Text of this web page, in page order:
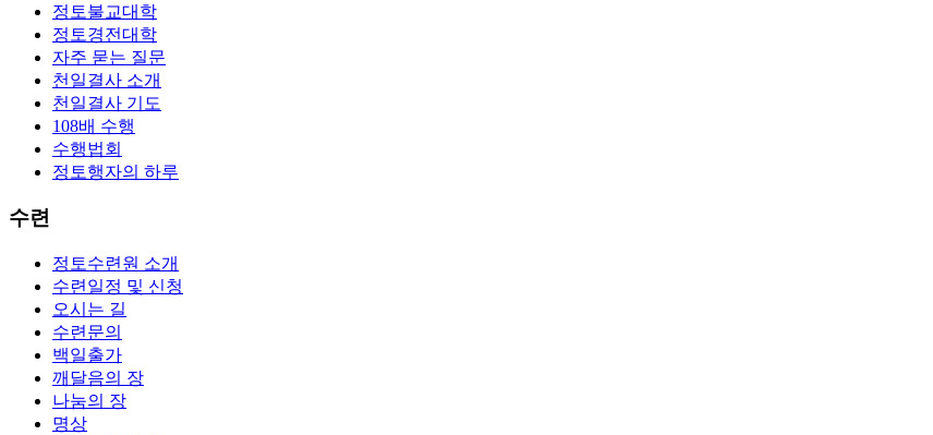
정토불교대학
정토경전대학
자주 묻는 질문
천일결사 소개
천일결사 기도
108배 수행
수행법회
정토행자의 하루
수련
정토수련원 소개
수련일정 및 신청
오시는 길
수련문의
백일출가
깨달음의 장
나눔의 장
명상